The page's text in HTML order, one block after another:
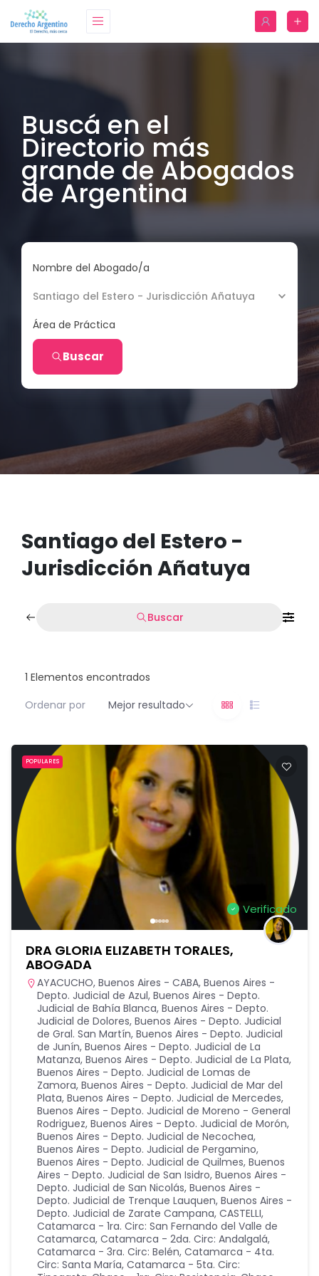
Buscá en el
Directorio más
grande de Abogados
de Argentina
Nombre del Abogado/a
Santiago del Estero - Jurisdicción Añatuya
Área de Práctica
Buscar
Santiago del Estero -
Jurisdicción Añatuya
Buscar
1 Elementos encontrados
Ordenar por
Mejor resultado
POPULARES
Verificado
DRA GLORIA ELIZABETH TORALES,
ABOGADA
AYACUCHO, Buenos Aires - CABA, Buenos Aires -
Depto. Judicial de Azul, Buenos Aires - Depto.
Judicial de Bahía Blanca, Buenos Aires - Depto.
Judicial de Dolores, Buenos Aires - Depto. Judicial
de Gral. San Martín, Buenos Aires - Depto. Judicial
de Junín, Buenos Aires - Depto. Judicial de La
Matanza, Buenos Aires - Depto. Judicial de La Plata,
Buenos Aires - Depto. Judicial de Lomas de
Zamora, Buenos Aires - Depto. Judicial de Mar del
Plata, Buenos Aires - Depto. Judicial de Mercedes,
Buenos Aires - Depto. Judicial de Moreno - General
Rodriguez, Buenos Aires - Depto. Judicial de Morón,
Buenos Aires - Depto. Judicial de Necochea,
Buenos Aires - Depto. Judicial de Pergamino,
Buenos Aires - Depto. Judicial de Quilmes, Buenos
Aires - Depto. Judicial de San Isidro, Buenos Aires -
Depto. Judicial de San Nicolás, Buenos Aires -
Depto. Judicial de Trenque Lauquen, Buenos Aires -
Depto. Judicial de Zarate Campana, CASTELLI,
Catamarca - 1ra. Circ: San Fernando del Valle de
Catamarca, Catamarca - 2da. Circ: Andalgalá,
Catamarca - 3ra. Circ: Belén, Catamarca - 4ta.
Circ: Santa María, Catamarca - 5ta. Circ: